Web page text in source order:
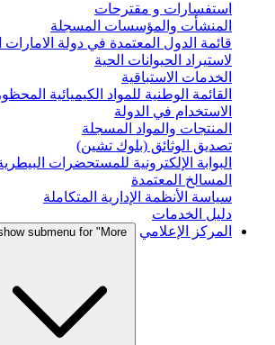
استفسارات و مقترحات
المنشأت والمؤسسات المسجلة
قائمة الدول المعتمدة في دولة الامارات
لاستيراد الحيوانات الحية
الخدمات الاستباقية
القائمة الوطنية للمواد الكيميائية
الاستخدام في الدولة
المنتجات والمواد المسجلة
تصديق الوثائق (بلوك تشين)
البوابة الإلكترونية للمستحضرات
المسالخ المعتمدة
سياسة الأنظمة الإدارية المتكاملة
دليل الخدمات
المركز الإعلامي
submenu for "More"